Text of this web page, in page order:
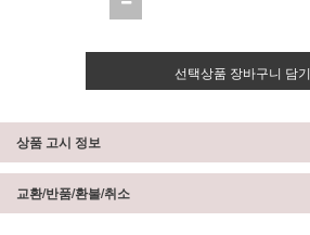
선택상품 장바구니 담기
상품 고시 정보
교환/반품/환불/취소